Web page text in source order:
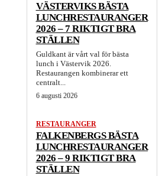
VÄSTERVIKS BÄSTA
LUNCHRESTAURANGER
2026 – 7 RIKTIGT BRA
STÄLLEN
Guldkant är vårt val för bästa
lunch i Västervik 2026.
Restaurangen kombinerar ett
centralt...
6 augusti 2026
RESTAURANGER
FALKENBERGS BÄSTA
LUNCHRESTAURANGER
2026 – 9 RIKTIGT BRA
STÄLLEN